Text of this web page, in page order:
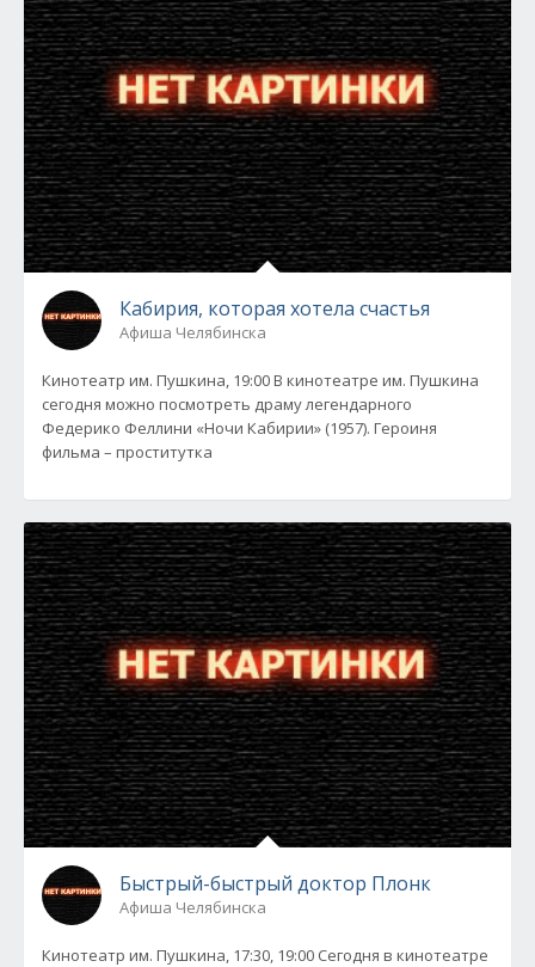
Кабирия, которая хотела счастья
Афиша Челябинска
Кинотеатр им. Пушкина, 19:00 В кинотеатре им. Пушкина
сегодня можно посмотреть драму легендарного
Федерико Феллини «Ночи Кабирии» (1957). Героиня
фильма – проститутка
Быстрый-быстрый доктор Плонк
Афиша Челябинска
Кинотеатр им. Пушкина, 17:30, 19:00 Сегодня в кинотеатре